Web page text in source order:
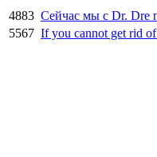
4883 Сейчас мы с Dr. Dre
5567 If you cannot get rid